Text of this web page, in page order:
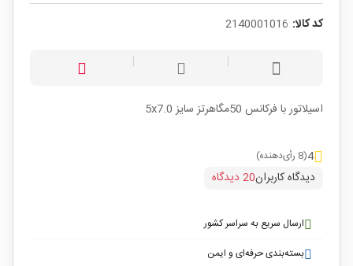
کد کالا: 2140001016
اسیلاتور با فرکانس 50مگاهرتز سایز 5x7.0
4(8 رأی‌دهنده)
دیدگاه کاربران20 دیدگاه
ارسال سریع به سراسر کشور
بسته‌بندی حرفه‌ای و ایمن